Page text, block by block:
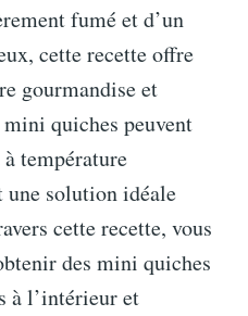
fumé et d’un
cette recette offre
gourmandise et
quiches peuvent
température
solution idéale
cette recette, vous
des mini quiches
à l’intérieur et